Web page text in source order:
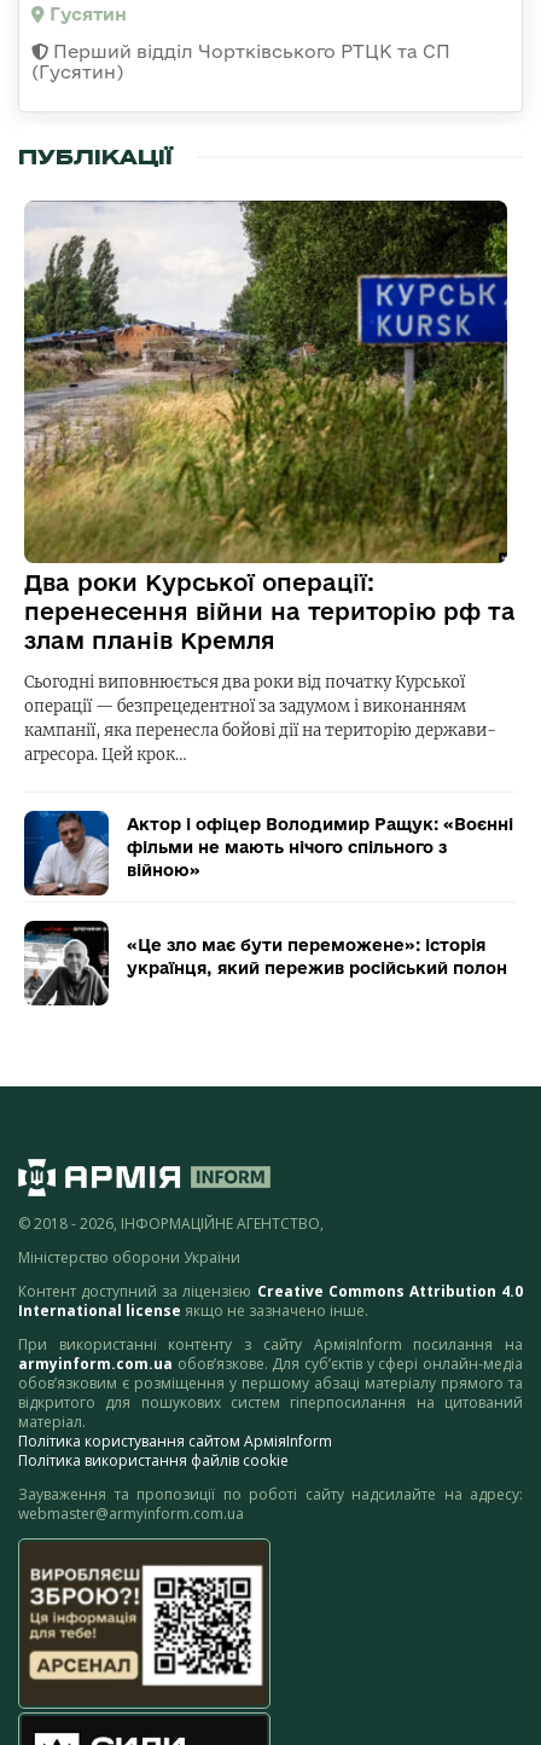
Гусятин
Перший відділ Чортківського РТЦК та СП
(Гусятин)
ПУБЛІКАЦІЇ
Два роки Курської операції:
перенесення війни на територію рф та
злам планів Кремля
Сьогодні виповнюється два роки від початку Курської
операції — безпрецедентної за задумом і виконанням
кампанії, яка перенесла бойові дії на територію держави-
агресора. Цей крок…
Актор і офіцер Володимир Ращук: «Воєнні
фільми не мають нічого спільного з
війною»
«Це зло має бути переможене»: історія
українця, який пережив російський полон
© 2018 - 2026, ІНФОРМАЦІЙНЕ АГЕНТСТВО,
Міністерство оборони України
Контент доступний за ліцензією Creative Commons Attribution 4.0
International license якщо не зазначено інше.
При використанні контенту з сайту АрміяInform посилання на
armyinform.com.ua обов’язкове. Для суб’єктів у сфері онлайн-медіа
обов’язковим є розміщення у першому абзаці матеріалу прямого та
відкритого для пошукових систем гіперпосилання на цитований
матеріал.
Політика користування сайтом АрміяInform
Політика використання файлів cookie
Зауваження та пропозиції по роботі сайту надсилайте на адресу:
webmaster@armyinform.com.ua